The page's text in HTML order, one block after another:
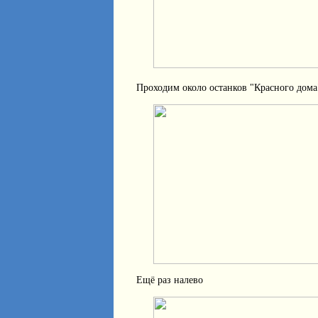
Проходим около останков "Красного
Ещё раз налево